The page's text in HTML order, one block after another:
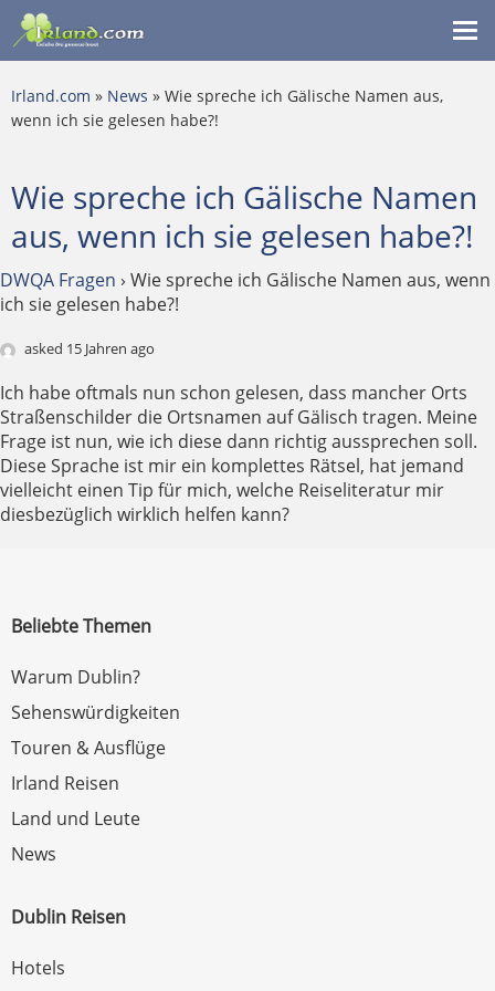
Irland.com » News » Wie spreche ich Gälische Namen aus,
wenn ich sie gelesen habe?!
Wie spreche ich Gälische Namen
aus, wenn ich sie gelesen habe?!
DWQA Fragen › Wie spreche ich Gälische Namen aus, wenn
ich sie gelesen habe?!
asked 15 Jahren ago
Ich habe oftmals nun schon gelesen, dass mancher Orts
Straßenschilder die Ortsnamen auf Gälisch tragen. Meine
Frage ist nun, wie ich diese dann richtig aussprechen soll.
Diese Sprache ist mir ein komplettes Rätsel, hat jemand
vielleicht einen Tip für mich, welche Reiseliteratur mir
diesbezüglich wirklich helfen kann?
Beliebte Themen
Warum Dublin?
Sehenswürdigkeiten
Touren & Ausflüge
Irland Reisen
Land und Leute
News
Dublin Reisen
Hotels